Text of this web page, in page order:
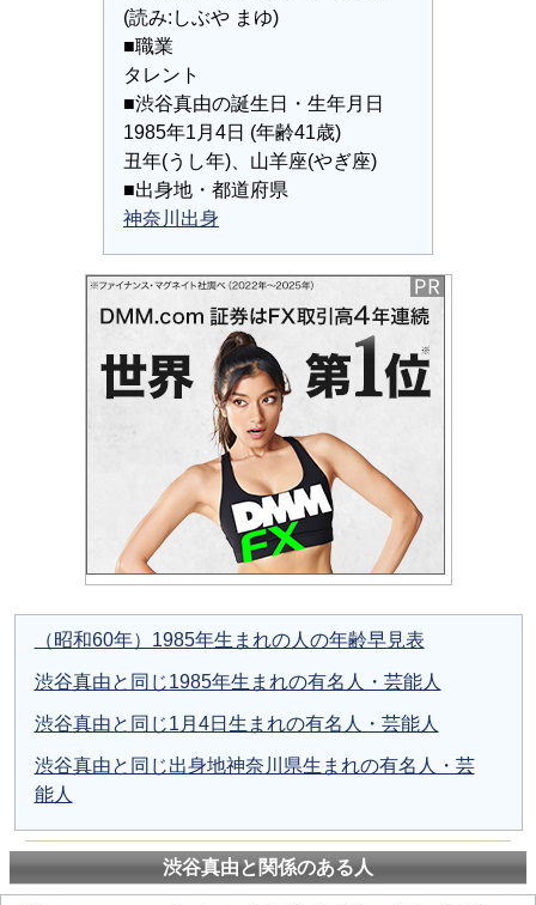
(読み:しぶや まゆ)
■職業
タレント
■渋谷真由の誕生日・生年月日
1985年1月4日 (年齢41歳)
丑年(うし年)、山羊座(やぎ座)
■出身地・都道府県
神奈川出身
（昭和60年）1985年生まれの人の年齢早見表
渋谷真由と同じ1985年生まれの有名人・芸能人
渋谷真由と同じ1月4日生まれの有名人・芸能人
渋谷真由と同じ出身地神奈川県生まれの有名人・芸
能人
渋谷真由と関係のある人